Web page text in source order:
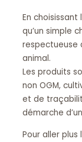
En
qu’un simple
respectueuse
animal.
Les produits
non OGM,
et de
démarche
Pour aller